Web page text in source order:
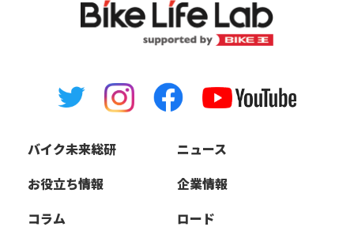
バイク未来総研
ニュース
お役立ち情報
企業情報
コラム
ロード